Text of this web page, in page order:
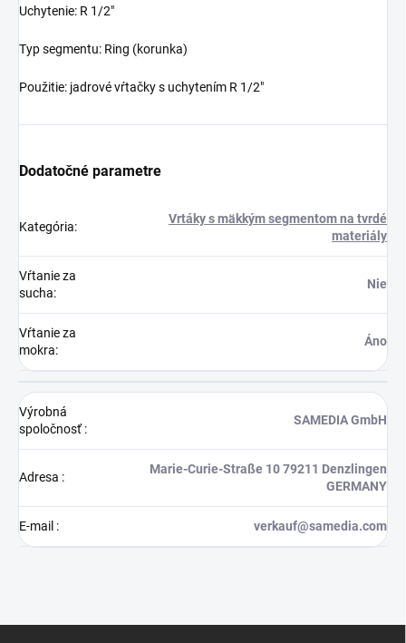
Uchytenie: R 1/2"
Typ segmentu: Ring (korunka)
Použitie: jadrové vŕtačky s uchytením R 1/2"
Dodatočné parametre
Kategória:
Vrtáky s mäkkým segmentom na tvrdé
materiály
Vŕtanie za
sucha:
Nie
Vŕtanie za
mokra:
Áno
Výrobná
spoločnosť:
SAMEDIA GmbH
Adresa :
Marie-Curie-Straße 10 79211 Denzlingen
GERMANY
E-mail : verkauf@samedia.com